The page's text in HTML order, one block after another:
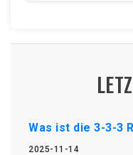
Was ist die 3-3-3
2025-11-14